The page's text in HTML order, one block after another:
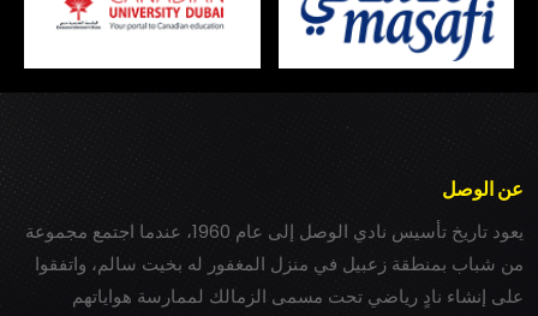
عن الوصل
يعود تاريخ تأسيس نادي الوصل إلى عام 1960، عندما اجتمع مجموعة
من شباب بمنطقة زعبيل في منزل المغفور له بخيت سالم، واتفقوا
على إنشاء نادٍ رياضي تحت مسمى الزمالك لممارسة هواياتهم